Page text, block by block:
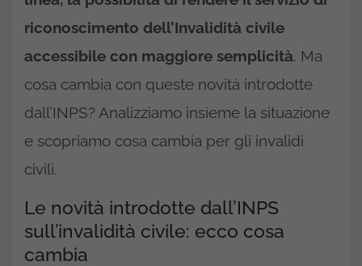
riconoscimento dell’Invalidità civile
accessibile con maggiore semplicità. Ma
cosa cambia con queste novità introdotte
dall’INPS? Analizziamo insieme la situazione
e scopriamo cosa cambia per gli invalidi
civili.
Le novità introdotte dall’INPS
sull’invalidità civile: ecco cosa
cambia